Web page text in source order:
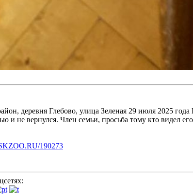
деревня Глебово, улица Зеленая 29 июля 2025
и не вернулся. Член семьи, просьба тому кто видел
190273